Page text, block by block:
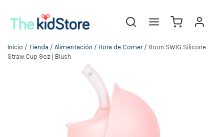
Inicio / Tienda / Alimentación / Hora de Comer/ Boon SWIG Silicone
Straw Cup 9oz | Blush